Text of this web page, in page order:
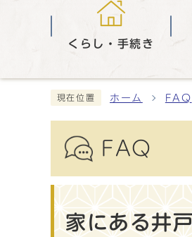
くらし・手続き
現在位置 ホーム FAQ
FAQ
家にある井